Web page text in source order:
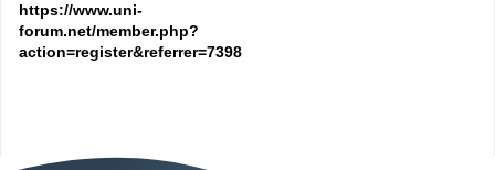
https://www.uni-
forum.net/member.php?
action=register&referrer=7398